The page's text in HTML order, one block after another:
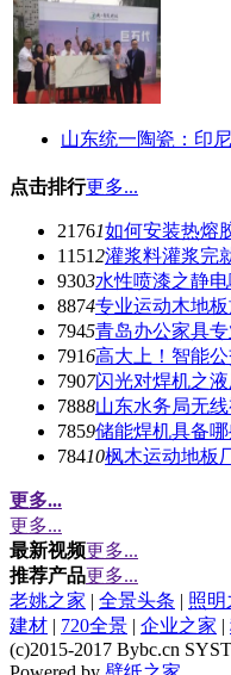
山东统一陶瓷：印
点击排行更多...
21761如何安装热熔
11512灌浆料灌浆完
9303水性喷漆之静
8874专业运动木地
7945青岛办公家具
7916高大上！智能
7907闪光对焊机之
7888山东水务局无
7859储能焊机具备
78410枫木运动地板
更多...
更多...
最新视频更多...
推荐产品更多...
老姚之家 | 全景头条 | 照明
建材 | 720全景 | 企业之家 |
(c)2015-2017 Bybc.cn